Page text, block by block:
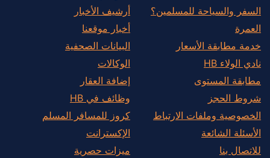
السفر والسياحة للمسلمين؟
العمرة
خدمة مطابقة الأسعار
نادي الولاء HB
مطابقة المستوى
شروط الحجز
الخصوصية وملفات الارتباط
الأسئلة الشائعة
للاتصال بنا
أرشيف الأخبار
أخبار موقعنا
البيانات الصحفية
الوكالات
إضافة العقار
وظائف في HB
كروز للمسافر المسلم
الإكسترانت
ميزات حصرية